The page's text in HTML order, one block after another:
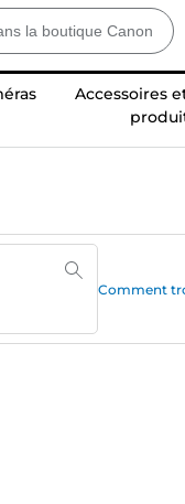
Accessoires
Comment